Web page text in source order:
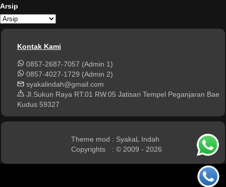
Arsip
Kontak Kami
0857-2687-7057 (Admin 1)
0857-4027-1729 (Admin 2)
syakalindah@gmail.com
Jl.Sukun Raya RT.01 RW.05 Jatisari Tempel Peganjaran Bae
Kudus 59327
Theme mod
Copyrights
: SyakaL Indah
: © 2009 - 2026